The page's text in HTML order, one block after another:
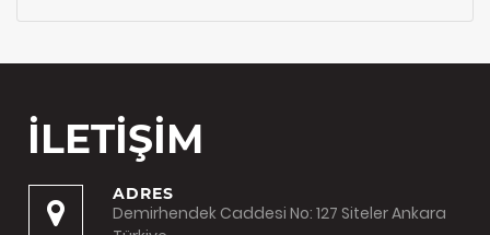
İLETİŞİM
ADRES
Demirhendek Caddesi No: 127 Siteler Ankara